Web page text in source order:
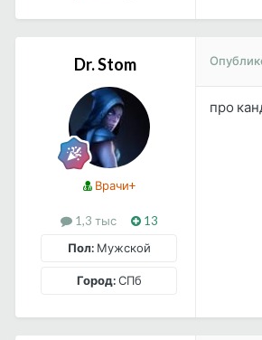
Dr. Stom
Врачи+
1,3 тыс
13
Пол:Мужской
Город:СПб
про